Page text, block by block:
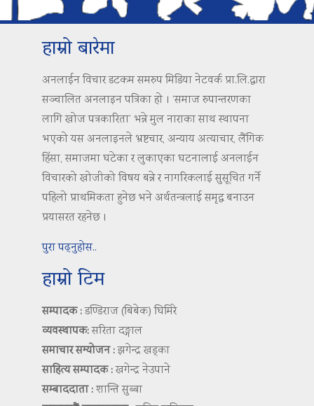
हाम्रो बारेमा
अनलाईन विचार डटकम समरुप मिडिया नेटवर्क प्रा.लि.द्वारा
सञ्चालित अनलाइन पत्रिका हो । ‘समाज रुपान्तरणका
लागि खोज पत्रकारिता’ भन्ने मुल नाराका साथ स्थापना
भएको यस अनलाइनले भ्रष्टचार, अन्याय अत्याचार, लैंगिक
हिंसा, समाजमा घटेका र लुकाएका घटनालाई अनलाईन
विचारको खोजीको विषय बन्ने र नागरिकलाई सुसूचित गर्ने
पहिलो प्राथमिकता हुनेछ भने अर्थतन्त्रलाई समृद्ध बनाउन
प्रयासरत रहनेछ ।
पुरा पढ्नुहोस..
हाम्रो टिम
सम्पादक :डण्डिराज (बिबेक) घिमिरे
व्यवस्थापक:सरिता दङ्गाल
समाचार सम्योजन :झगेन्द्र खड्का
साहित्य सम्पादक :खगेन्द्र नेउपाने
सम्बाददाता :शान्ति सुब्बा